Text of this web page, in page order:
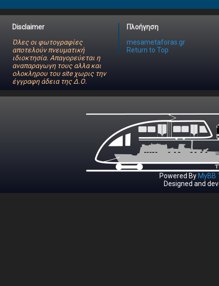
Disclaimer
Όλες οι φωτογραφίες
αποτελούν πνευματική
ιδιοκτησία. Απαγορεύεται η
αναπαραγωγη τους αλλα και
ολοκληρου του site χωρις την
έγγραφη άδεια της Δ.Ο.
Πλοήγηση
mesametaforas.gr
Return to Top
Powered By MyBB
Designed and